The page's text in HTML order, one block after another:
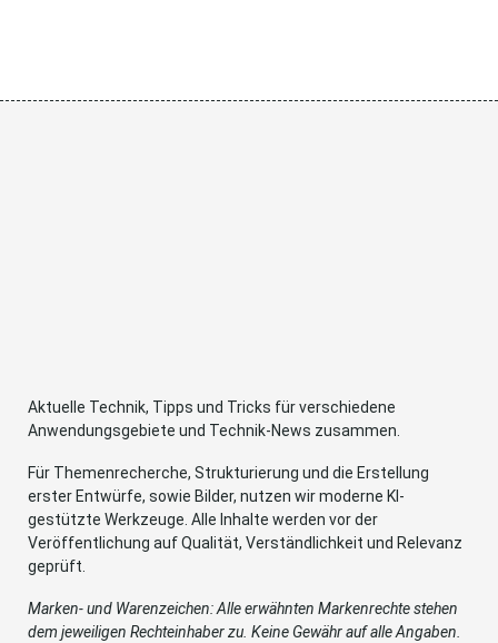
Aktuelle Technik, Tipps und Tricks für verschiedene
Anwendungsgebiete und Technik-News zusammen.
Für Themenrecherche, Strukturierung und die Erstellung
erster Entwürfe, sowie Bilder, nutzen wir moderne KI-
gestützte Werkzeuge. Alle Inhalte werden vor der
Veröffentlichung auf Qualität, Verständlichkeit und Relevanz
geprüft.
Marken- und Warenzeichen: Alle erwähnten Markenrechte stehen
dem jeweiligen Rechteinhaber zu. Keine Gewähr auf alle Angaben.